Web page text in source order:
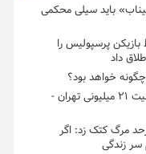
باید سیلی محکمی
پرسپولیس را
داد
خواهد بود؟
سازمان هواپیمایی درباره بلیت ۲۱ میلیونی تهران -
مرگ کتک زد: اگر
سر زندگی